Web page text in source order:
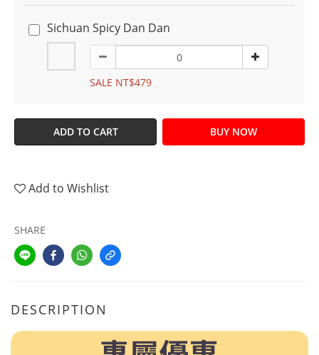
Sichuan Spicy Dan Dan
SALE NT$479
ADD TO CART BUY NOW
Add to Wishlist
SHARE
DESCRIPTION